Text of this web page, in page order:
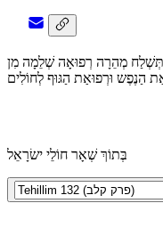
שֶׁתְּשְׁלַח מְהֵרָה רְפוּאָה שְׁלֵמָה מִן
הַנֶפֶש וּרְפוּאַת הַגּוּף לְחוֹלִים
בְּתוֹךְ שְׁאָר חוֹלֵי ישׂרָאֵל